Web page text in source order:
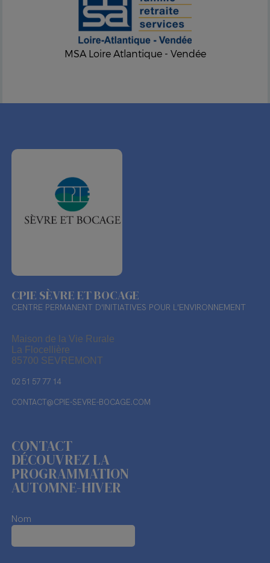
MSA Loire Atlantique - Vendée
CPIE SÈVRE ET BOCAGE
CENTRE PERMANENT D'INITIATIVES POUR L'ENVIRONNEMENT
Maison de la Vie Rurale
La Flocellière
85700 SEVREMONT
02 51 57 77 14
CONTACT@CPIE-SEVRE-BOCAGE.COM
CONTACT
DÉCOUVREZ LA
PROGRAMMATION
AUTOMNE-HIVER
Nom